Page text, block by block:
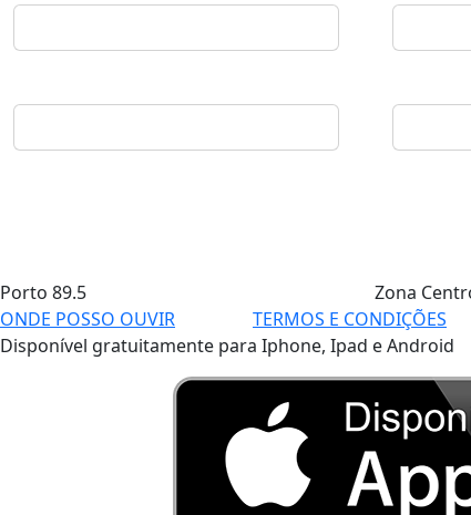
Porto 89.5 Zona
ONDE POSSO OUVIR
TERMOS E CONDIÇÕES
Disponível gratuitamente para Iphone, Ipad e Android